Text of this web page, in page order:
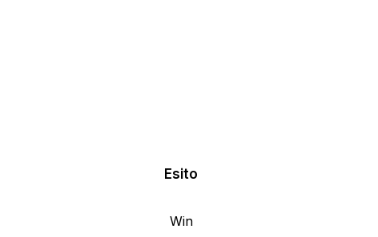
Esito
Win